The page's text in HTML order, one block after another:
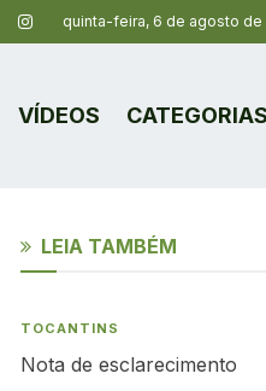
quinta-feira, 6 de agosto de
VÍDEOS CATEGORIAS
LEIA TAMBÉM
TOCANTINS
Nota de esclarecimento